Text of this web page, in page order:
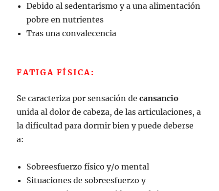
Debido al sedentarismo y a una alimentación
pobre en nutrientes
Tras una convalecencia
FATIGA FÍSICA:
Se caracteriza por sensación de cansancio
unida al dolor de cabeza, de las articulaciones, a
la dificultad para dormir bien y puede deberse
a:
Sobreesfuerzo físico y/o mental
Situaciones de sobreesfuerzo y